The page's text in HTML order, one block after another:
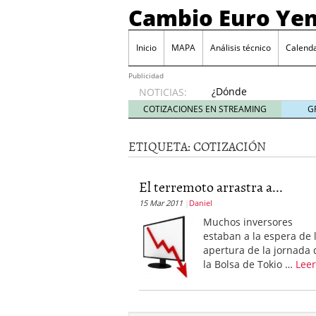
Cambio Euro
Inicio MAPA Análisis técnico
Publicidad
NOTICIAS:
¿Dónde
invertir
en
octubre
31, 2024
¿Cuál es el salario
El declive continuado
septiembre 26, 2023
El enigma del aceite de
extranjero? septiembre
COTIZACIONES EN STREAMING
ETIQUETA:COTIZACIÓN
El terremoto arrastra a...
15 Mar 2011 Daniel
Muchos inversores
estaban a la espera de
apertura de la jornada
la Bolsa de Tokio … Leer